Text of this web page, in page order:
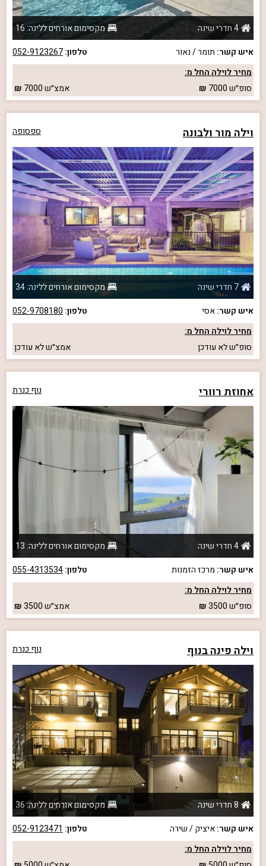
4 חדרי שינה
מקסימום אורחים ללינה: 16
איש קשר: תומר / נאור טלפון:052-9123267
מחיר לוילה החל מ:
סופ״ש7000 אמצ״ש7000
וילה מור ולבונה ספסופה
7 חדרי שינה
מקסימום אורחים ללינה: 34
איש קשר:אסי טלפון: 052-9708180
מחיר לוילה החל מ:
סופ״שלא עודכן אמצ״שלא עודכן
אחוזת רוורי נוף כנרת
4 חדרי שינה
מקסימום אורחים ללינה: 13
איש קשר: מרכז הזמנות טלפון:055-4313534
מחיר לוילה החל מ:
סופ״ש3500 אמצ״ש3500
וילה פינה בנוף נוף כנרת
8 חדרי שינה
מקסימום אורחים ללינה: 36
איש קשר:איציק / שירה טלפון: 052-9123471
מחיר לוילה החל מ: